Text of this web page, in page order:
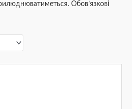
Обов’язкові